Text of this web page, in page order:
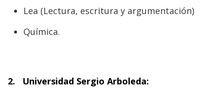
Lea (Lectura, escritura y argumentación)
Química.
2. Universidad Sergio Arboleda: